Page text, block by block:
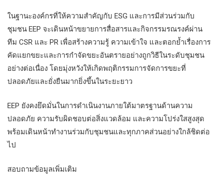
ในฐานะองค์กรที่ให้ความสำคัญกับ ESG และการมีส่วนร่วมกับ
ชุมชน EEP จะเดินหน้าขยายการสื่อสารและกิจกรรมรณรงค์ผ่าน
ทีม CSR และ PR เพื่อสร้างความรู้ ความเข้าใจ และตอกย้ำเรื่องการ
คัดแยกขยะและการกำจัดขยะอันตรายอย่างถูกวิธีในระดับชุมชน
อย่างต่อเนื่อง โดยมุ่งหวังให้เกิดพฤติกรรมการจัดการขยะที่
ปลอดภัยและยั่งยืนมากยิ่งขึ้นในระยะยาว
EEP ยังคงยึดมั่นในการดำเนินงานภายใต้มาตรฐานด้านความ
ปลอดภัย ความรับผิดชอบต่อสิ่งแวดล้อม และความโปร่งใสสูงสุด
พร้อมเดินหน้าทำงานร่วมกับชุมชนและทุกภาคส่วนอย่างใกล้ชิดต่อ
ไป
สอบถามข้อมูลเพิ่มเติม